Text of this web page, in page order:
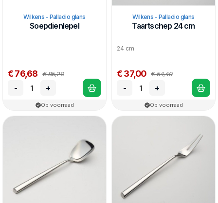
Wilkens - Palladio glans
Soepdienlepel
€ 76,68 € 85,20
- +
Op voorraad
Wilkens - Palladio glans
Taartschep 24 cm
24 cm
€ 37,00 € 54,40
- +
Op voorraad